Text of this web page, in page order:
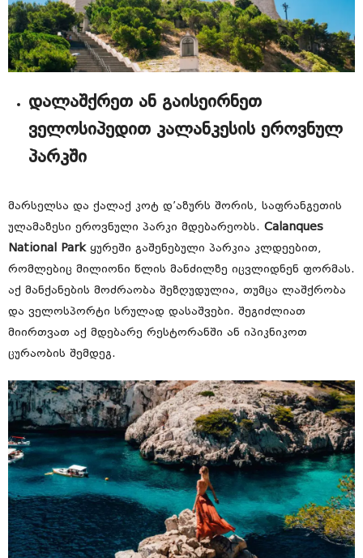
დალაშქრეთ ან გაისეირნეთ
ველოსიპედით კალანკესის ეროვნულ
პარკში
მარსელსა და ქალაქ კოტ დ’აზურს შორის, საფრანგეთის
ულამაზესი ეროვნული პარკი მდებარეობს. Calanques
National Parkყურეში გაშენებული პარკია კლდეებით,
რომლებიც მილიონი წლის მანძილზე იცვლიდნენ ფორმას.
აქ მანქანების მოძრაობა შეზღუდულია, თუმცა ლაშქრობა
და ველოსპორტი სრულად დასაშვები. შეგიძლიათ
მიირთვათ აქ მდებარე რესტორანში ან იპიკნიკოთ
ცურაობის შემდეგ.